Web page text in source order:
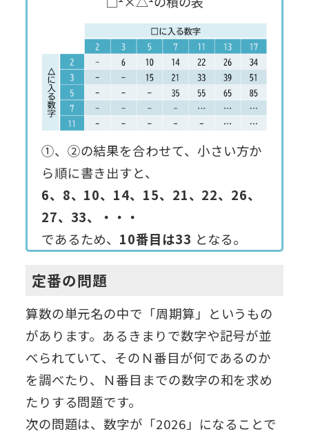
①、②の結果を合わせて、小さい方か
ら順に書き出すと、
6、8、10、14、15、21、22、26、
27、33、・・・
であるため、 10番目は33 となる。
定番の問題
算数の単元名の中で「周期算」というもの
があります。あるきまりで数字や記号が並
べられていて、そのＮ番目が何であるのか
を調べたり、Ｎ番目までの数字の和を求め
たりする問題です。
次の問題は、数字が「2026」になることで